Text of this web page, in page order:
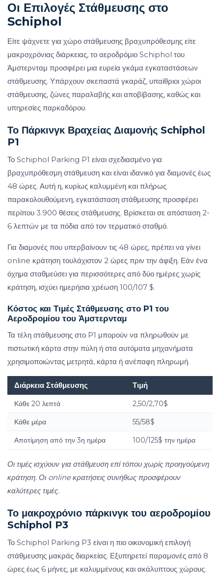
Οι Επιλογές Στάθμευσης στο
Schiphol
Είτε ψάχνετε για χώρο στάθμευσης βραχυπρόθεσμης είτε
μακροχρόνιας διάρκειας, το αεροδρόμιο Schiphol του
Άμστερνταμ προσφέρει μια ευρεία γκάμα εγκαταστάσεων
στάθμευσης. Υπάρχουν σκεπαστά γκαράζ, υπαίθριοι χώροι
στάθμευσης, ζώνες παραλαβής και αποβίβασης, καθώς και
υπηρεσίες παρκαδόρου.
Το Πάρκινγκ Βραχείας Διαμονής Schiphol
P1
Το Schiphol Parking P1 είναι σχεδιασμένο για
βραχυπρόθεσμη στάθμευση και είναι ιδανικό για διαμονές έως
48 ώρες. Αυτή η, κυρίως καλυμμένη και πλήρως
παρακολουθούμενη, εγκατάσταση στάθμευσης προσφέρει
περίπου 3.900 θέσεις στάθμευσης. Βρίσκεται σε απόσταση 2-
6 λεπτών με τα πόδια από τον τερματικό σταθμό.
Για διαμονές που υπερβαίνουν τις 48 ώρες, πρέπει να γίνει
online κράτηση τουλάχιστον 2 ώρες πριν την άφιξη. Εάν ένα
όχημα σταθμεύσει για περισσότερες από δύο ημέρες χωρίς
κράτηση, ισχύει ημερήσια χρέωση 100/107 $.
Κόστος και Τιμές Στάθμευσης στο P1 του
Αεροδρομίου του Άμστερνταμ
Τα τέλη στάθμευσης στο P1 μπορούν να πληρωθούν με
πιστωτική κάρτα στην πύλη ή στα αυτόματα μηχανήματα
χρησιμοποιώντας μετρητά, κάρτα ή ανέπαφη πληρωμή.
Διάρκεια Στάθμευσης Τιμή
Κάθε 20 λεπτά 2,50/2,70$
Κάθε μέρα 55/58$
Αποτίμηση από την 3η ημέρα 100/125$ την ημέρα
Οι τιμές ισχύουν για στάθμευση επί τόπου χωρίς προηγούμενη
κράτηση. Οι online κρατήσεις συνήθως προσφέρουν
καλύτερες τιμές.
Το μακροχρόνιο πάρκινγκ του αεροδρομίου
Schiphol P3
Το Schiphol Parking P3 είναι η πιο οικονομική επιλογή
στάθμευσης μακράς διαρκείας. Εξυπηρετεί παραμονές από 8
ώρες έως 6 μήνες, με καλυμμένους και ακάλυπτους χώρους.